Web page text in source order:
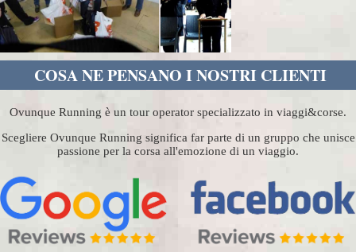
COSA NE PENSANO I NOSTRI CLIENTI
Ovunque Running è un tour operator specializzato in viaggi&corse.
Scegliere Ovunque Running significa far parte di un gruppo che unisce
passione per la corsa all'emozione di un viaggio.